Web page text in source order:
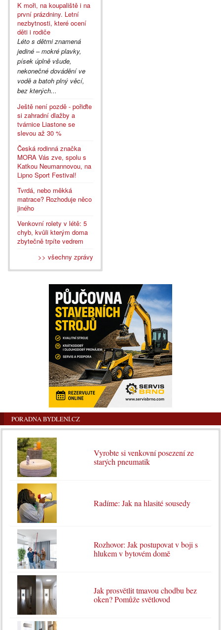
K moři, na koupaliště i na
první prázdniny. Letní
nezbytnosti, které ocení
děti i rodiče
Léto s dětmi znamená
jediné – mokré plavky,
písek úplně všude,
nekonečné dovádění ve
vodě a batoh plný věcí,
bez kterých...
Ještě není pozdě - pořiďte
si zahradní dlažby a
tvárnice Liastone se
slevou až 30 %
Česká rodinná značka
MORA Vás zve, spolu s
Katkou Neumannovou, na
Lipno Sport Festival!
Tvrdá, nebo měkká
matrace? Rozhoduje něco
jiného
Venkovní rolety v létě: 5
chyb, kvůli kterým doma
zbytečně trpíte vedrem
>> všechny zprávy
PORADNA BYDLENÍ.CZ
Vyrobte si venkovní posezení ze
starých pneumatik
Radíme: Jak na hlasité sousedy
Rozhovor: Jak postupovat v boji s
hlukem v bytovém domě
Jak prosvětlit tmavou chodbu bez
oken? Pomůže světlovod